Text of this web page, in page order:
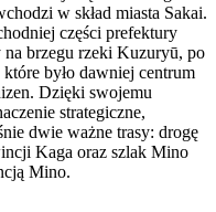
w skład miasta Sakai.
części prefektury
na brzegu rzeki Kuzuryū, po
było dawniej centrum
Dzięki swojemu
strategiczne,
dwie ważne trasy: drogę
Kaga oraz szlak Mino
Mino.